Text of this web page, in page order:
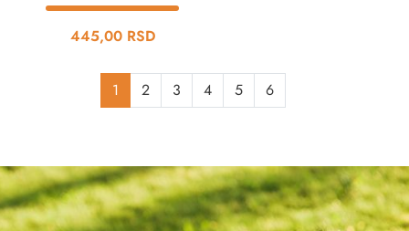
445,00 RSD
1 2 3 4 5 6